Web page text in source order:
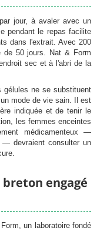
jour, à avaler avec un
pendant le repas facilite
dans l'extrait. Avec 200
de 50 jours. Nat & Form
sec et à l'abri de la
gélules ne se substituent
mode de vie sain. Il est
indiquée et de tenir le
les femmes enceintes
médicamenteux —
— devraient consulter un
engagé
un laboratoire fondé